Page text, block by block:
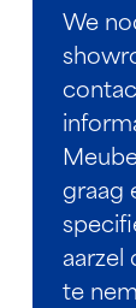
We
graag
te